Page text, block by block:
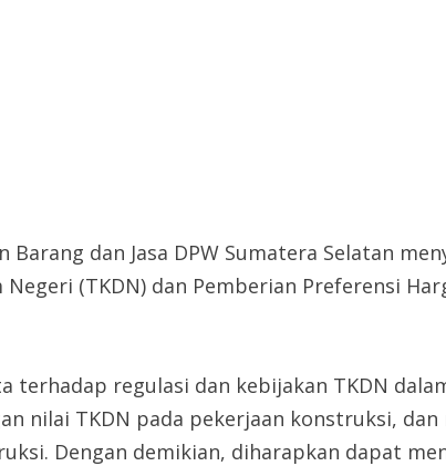
dan Jasa DPW Sumatera Selatan
(TKDN) dan Pemberian Preferensi
regulasi dan kebijakan TKDN
nilai TKDN pada pekerjaan konstruksi,
Dengan demikian, diharapkan dapat